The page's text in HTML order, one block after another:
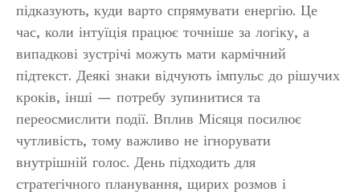
підказують, куди варто спрямувати енергію. Це
час, коли інтуїція працює точніше за логіку, а
випадкові зустрічі можуть мати кармічний
підтекст. Деякі знаки відчують імпульс до рішучих
кроків, інші — потребу зупинитися та
переосмислити події. Вплив Місяця посилює
чутливість, тому важливо не ігнорувати
внутрішній голос. День підходить для
стратегічного планування, щирих розмов і